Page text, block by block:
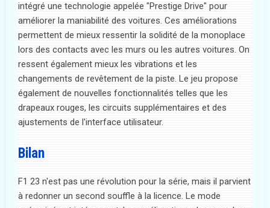
intégré une technologie appelée "Prestige Drive" pour
améliorer la maniabilité des voitures. Ces améliorations
permettent de mieux ressentir la solidité de la monoplace
lors des contacts avec les murs ou les autres voitures. On
ressent également mieux les vibrations et les
changements de revêtement de la piste. Le jeu propose
également de nouvelles fonctionnalités telles que les
drapeaux rouges, les circuits supplémentaires et des
ajustements de l'interface utilisateur.
Bilan
F1 23 n'est pas une révolution pour la série, mais il parvient
à redonner un second souffle à la licence. Le mode